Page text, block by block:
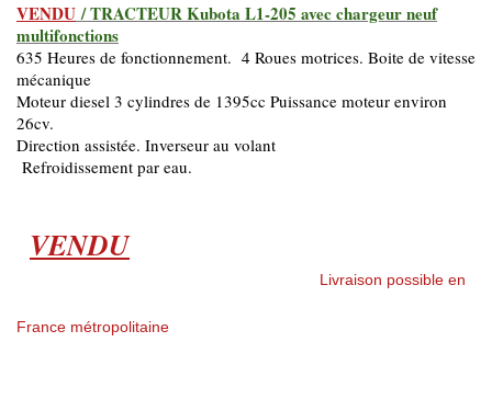
VENDU / TRACTEUR Kubota L1-205 avec chargeur neuf
multifonctions
635 Heures de fonctionnement. 4 Roues motrices. Boite de vitesse
mécanique
Moteur diesel 3 cylindres de 1395cc Puissance moteur environ
26cv.
Direction assistée. Inverseur au volant
Refroidissement par eau.
VENDU
Livraison possible en
France métropolitaine